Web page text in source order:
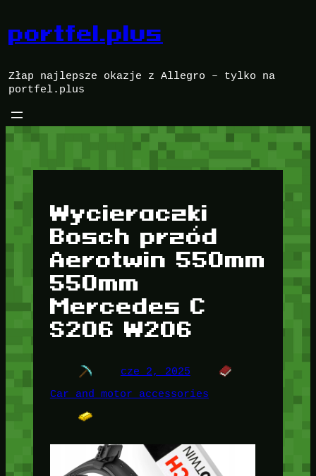
treści
portfel.plus
Złap najlepsze okazje z Allegro – tylko na
portfel.plus
Wycieraczki
Bosch przód
Aerotwin 550mm
550mm
Mercedes C
S206 W206
cze 2, 2025
Car and motor accessories